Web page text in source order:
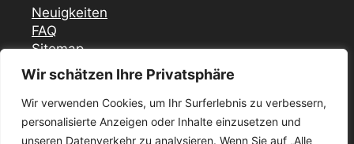
Wir schätzen Ihre Privatsphäre
Wir verwenden Cookies, um Ihr Surferlebnis zu verbessern,
personalisierte Anzeigen oder Inhalte einzusetzen und
unseren Datenverkehr zu analysieren. Wenn Sie auf „Alle
Neuigkeiten
FAQ
Sitemap
Vor Ort Notfall Service
Mercedes Zündschloss ELV Reparatur
Düsseldorf